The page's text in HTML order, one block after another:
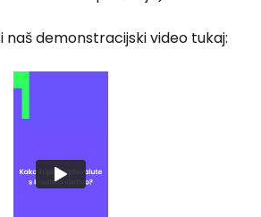
naš demonstracijski video tukaj: